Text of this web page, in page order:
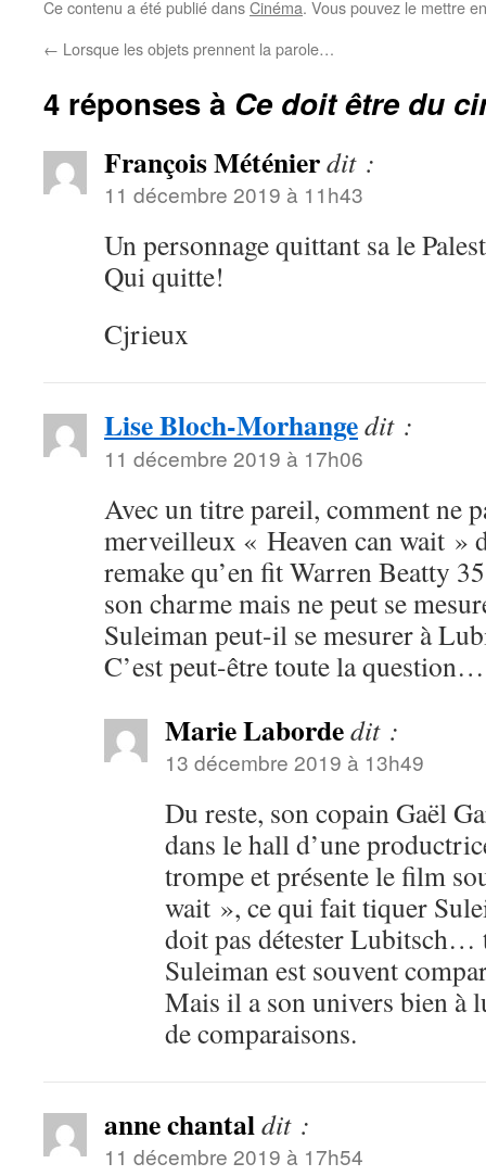
Ce contenu a été publié dansCinéma. Vous pouvez le mettre
← Lorsque les objets prennent la parole…
4 réponses à Ce doit être du
François Méténierdit :
11 décembre 2019 à 11h43
Un personnage quittant sa le
Qui quitte!
Cjrieux
Lise Bloch-Morhangedit :
11 décembre 2019 à 17h06
Avec un titre pareil, comment ne
merveilleux « Heaven can wait »
remake qu’en fit Warren Beatty
son charme mais ne peut se
Suleiman peut-il se mesurer à
C’est peut-être toute la
Marie Labordedit :
13 décembre 2019 à 13h49
Du reste, son copain Gaël
dans le hall d’une
trompe et présente le film
wait », ce qui fait tiquer
doit pas détester Lubitsch…
Suleiman est souvent
Mais il a son univers bien à
de comparaisons.
anne chantaldit :
11 décembre 2019 à 17h54